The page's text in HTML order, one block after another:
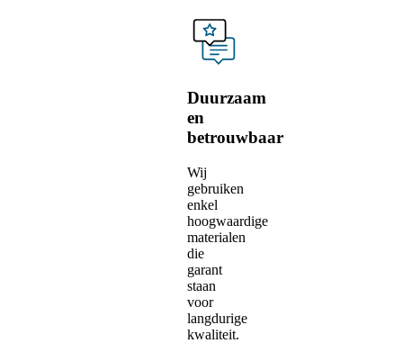
Duurzaam
en
betrouwbaar
Wij
gebruiken
enkel
hoogwaardige
materialen
die
garant
staan
voor
langdurige
kwaliteit.